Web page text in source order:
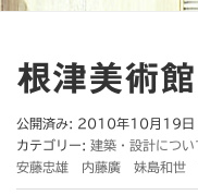
根津美術館
公開済み: 2010年10月19日
カテゴリー: 建築・設計につい
安藤忠雄 内藤廣 妹島和世